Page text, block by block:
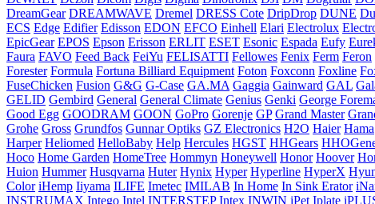
DreamGear DREAMWAVE Dremel DRESS Cote DripDrop DUNE
ECS Edge Edifier Edisson EDON EFCO Einhell Elari Electrolux
EpicGear EPOS Epson Erisson ERLIT ESET Esonic Espada Eufy
Faura FAVO Feed Back FeiYu FELISATTI Fellowes Fenix Ferm Feron
Forester Formula Fortuna Billiard Equipment Foton Foxconn Foxline
FuseChicken Fusion G&G G-Case GA.MA Gaggia Gainward GAL
GELID Gembird General General Climate Genius Genki George
Good Egg GOODRAM GOON GoPro Gorenje GP Grand Master
Grohe Gross Grundfos Gunnar Optiks GZ Electronics H2O Haier Hama
Harper Heliomed HelloBaby Help Hercules HGST HHGears
Hoco Home Garden HomeTree Hommyn Honeywell Honor Hoover
Huion Hummer Husqvarna Huter Hynix Hyper Hyperline HyperX
Color iHemp Iiyama ILIFE Imetec IMILAB In Home In Sink Erator
INSTRUMAX Intego Intel INTERSTEP Intex INWIN iPet Iplate